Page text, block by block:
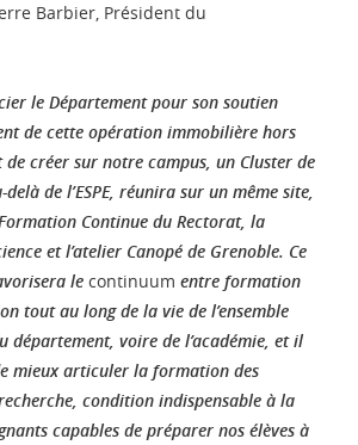
Barbier, Président du
le Département pour son soutien
de cette opération immobilière hors
créer sur notre campus, un Cluster de
de l’ESPE, réunira sur un même site,
Continue du Rectorat, la
et l’atelier Canopé de Grenoble. Ce
le continuum entre formation
tout au long de la vie de l’ensemble
département, voire de l’académie, et il
mieux articuler la formation des
condition indispensable à la
capables de préparer nos élèves à